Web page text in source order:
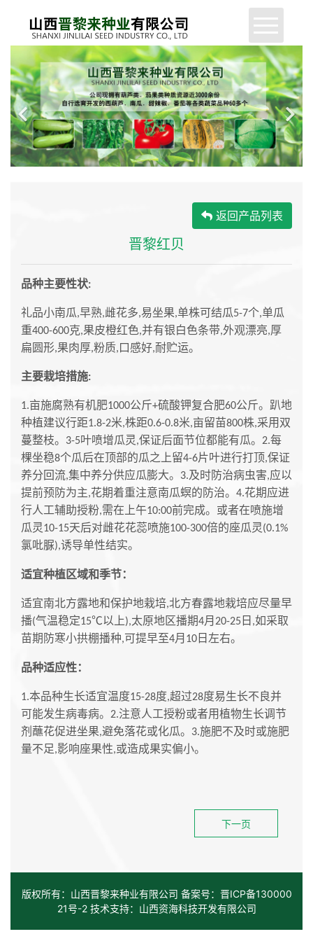
网站首页
公司简介
新闻中心
产品展示
联系我们
返回产品列表
晋黎红贝
品种主要性状:
礼品小南瓜,早熟,雌花多,易坐果,单株可结瓜5-7个,单瓜
重400-600克,果皮橙红色,并有银白色条带,外观漂亮,厚
扁圆形,果肉厚,粉质, 口感好,耐贮运。
主要栽培措施:
1.亩施腐熟有机肥1000公斤+硫酸钾复合肥60公斤。趴地
种植建议行距1.8-2米,株距0.6-0.8米,亩留苗800株,采用双
蔓整枝。 3-5叶喷增瓜灵,保证后面节位都能有瓜。 2.每
棵坐稳8个瓜后在顶部的瓜之上留4-6片叶进行打顶,保证
养分回流,集中养分供应瓜膨大。 3.及时防治病虫害,应以
提前预防为主,花期着重注意南瓜螟的防治。 4.花期应进
行人工辅助授粉,需在上午10:00前完成。或者在喷施增
瓜灵10-15天后对雌花花蕊喷施100-300倍的座瓜灵(0.1%
氯吡脲),诱导单性结实。
适宜种植区域和季节：
适宜南北方露地和保护地栽培,北方春露地栽培应尽量早
播(气温稳定15℃以上),太原地区播期4月 20-25 日 ,如采取
苗期防寒小拱棚播种,可提早至4月 10 日左右。
品种适应性：
1.本品种生长适宜温度15-28度,超过28度易生长不良并
可能发生病毒病。 2.注意人工授粉或者用植物生长调节
剂蘸花促进坐果,避免落花或化瓜。 3.施肥不及时或施肥
量不足,影响座果性,或造成果实偏小。
下一页
版权所有：山西晋黎来种业有限公司 备案号： 晋ICP备130000
21号-2技术支持：山西资海科技开发有限公司